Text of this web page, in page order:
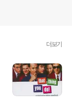
더보기